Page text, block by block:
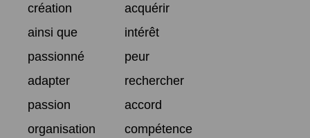
création
acquérir
ainsi que
intérêt
passionné
peur
adapter
rechercher
passion
accord
organisation
compétence